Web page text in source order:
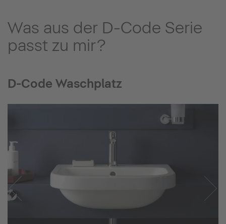
Was aus der D-Code Serie
passt zu mir?
D-Code Waschplatz